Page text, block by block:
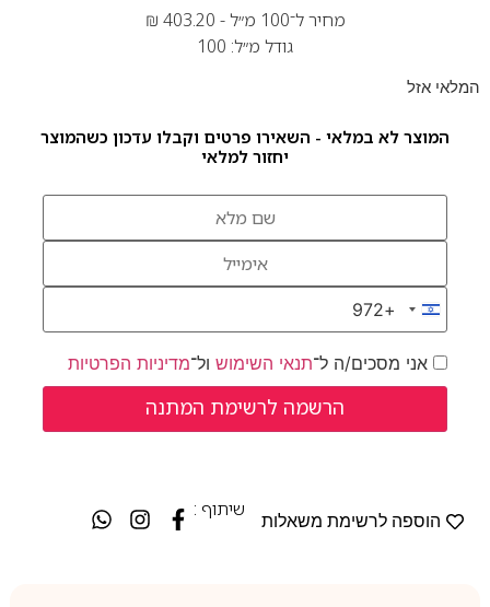
מחיר ל־100 מ״ל -
₪ 403.20
גודל מ״ל: 100
המלאי אזל
המוצר לא במלאי - השאירו פרטים וקבלו עדכון כשהמוצר
יחזור למלאי
Israel +972
+972
אני מסכים/ה ל־תנאי השימושול־מדיניות הפרטיות
הוספה לרשימת משאלות
שיתוף :